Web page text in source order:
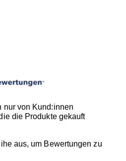
nur von Kund:innen
die Produkte gekauft
aus, um Bewertungen zu